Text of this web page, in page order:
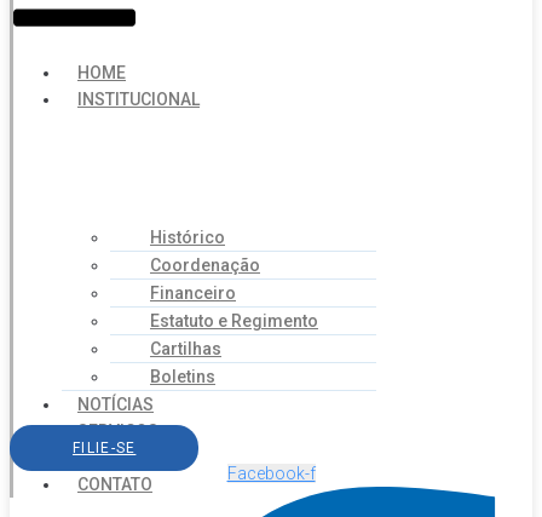
HOME
INSTITUCIONAL
Histórico
Coordenação
Financeiro
Estatuto e Regimento
Cartilhas
Boletins
NOTÍCIAS
SERVIÇOS
AGENDA
CONTATO
FILIE-SE
Facebook-f